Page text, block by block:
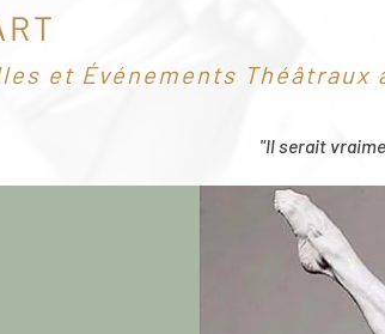
et Événements Théâtraux
"Il serait